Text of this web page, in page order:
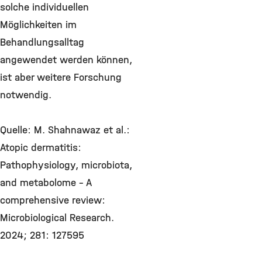
solche individuellen
Möglichkeiten im
Behandlungsalltag
angewendet werden können,
ist aber weitere Forschung
notwendig.
Quelle: M. Shahnawaz et al.:
Atopic dermatitis:
Pathophysiology, microbiota,
and metabolome – A
comprehensive review:
Microbiological Research.
2024; 281: 127595